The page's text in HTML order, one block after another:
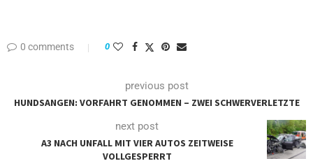
0 comments 0
previous post
HUNDSANGEN: VORFAHRT GENOMMEN – ZWEI SCHWERVERLETZTE
next post
A3 NACH UNFALL MIT VIER AUTOS ZEITWEISE
VOLLGESPERRT